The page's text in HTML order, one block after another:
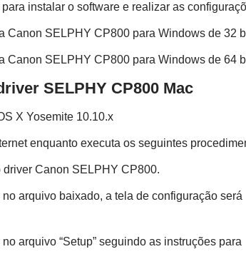
instalar o software e realizar as
Canon SELPHY CP800 para Windows de 32
Canon SELPHY CP800 para Windows de 64
SELPHY CP800 Mac
X Yosemite 10.10.x
enquanto executa os seguintes
driver Canon SELPHY CP800.
arquivo baixado, a tela de configuração será
arquivo “Setup” seguindo as instruções para